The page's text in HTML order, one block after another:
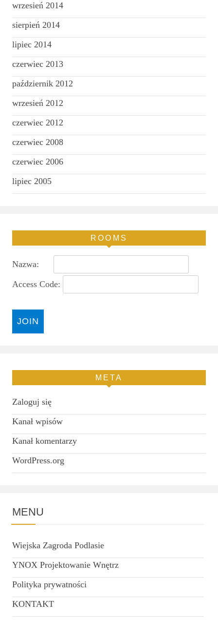
wrzesień 2014
sierpień 2014
lipiec 2014
czerwiec 2013
październik 2012
wrzesień 2012
czerwiec 2012
czerwiec 2008
czerwiec 2006
lipiec 2005
ROOMS
Nazwa:
Access Code:
META
Zaloguj się
Kanał wpisów
Kanał komentarzy
WordPress.org
MENU
Wiejska Zagroda Podlasie
YNOX Projektowanie Wnętrz
Polityka prywatności
KONTAKT